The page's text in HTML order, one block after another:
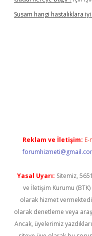
Susam hangi hastalıklara
Reklam ve İletişim: E-
Yasal Uyarı: Sitemiz,
ve İletişim Kurumu (BTK)
olarak hizmet
olarak denetleme veya
Ancak, üyelerimiz